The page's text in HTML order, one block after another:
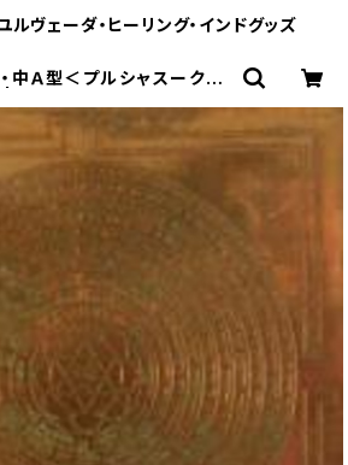
ルヴェーダ・ヒーリング・インドグッズ
中Ａ型＜プルシャスークタ